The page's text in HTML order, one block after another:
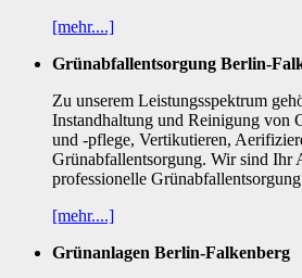
[mehr....]
Grünabfallentsorgung Berlin-
Zu unserem Leistungsspektrum
Instandhaltung und Reinigung von
und -pflege, Vertikutieren,
Grünabfallentsorgung. Wir sind Ihr
professionelle
[mehr....]
Grünanlagen Berlin-Falkenberg